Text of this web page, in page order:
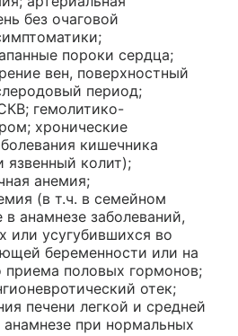
без очаговой
пороки сердца;
вен, поверхностный
период;
гемолитико-
хронические
кишечника
язвенный колит);
анемия;
(в т.ч. в семейном
анамнезе заболеваний,
или усугубившихся во
беременности или на
половых гормонов;
отек;
печени легкой и средней
при нормальных